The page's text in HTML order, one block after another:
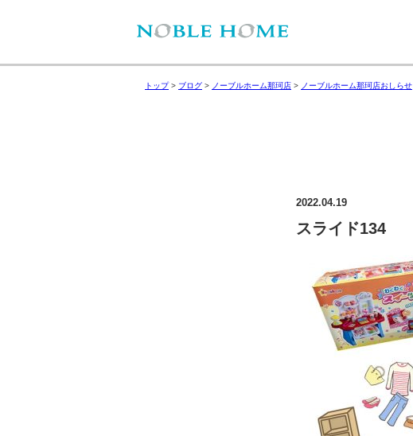
トップ> ブログ > ノーブルホーム那珂店 > ノーブルホーム那珂店おしらせ
2022.04.19
スライド134